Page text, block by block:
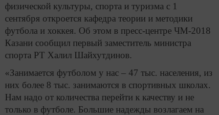
физической культуры, спорта и туризма с 1
сентября откроется кафедра теории и методики
футбола и хоккея. Об этом в пресс-центре ЧМ-2018
Казани сообщил первый заместитель министра
спорта РТ Халил Шайхутдинов.
«Занимается футболом у нас – 47 тыс. населения, из
них более 8 тыс. занимаются в спортивных школах.
Нам надо от количества перейти к качеству и не
только в футболе. Большие надежды возлагаем на